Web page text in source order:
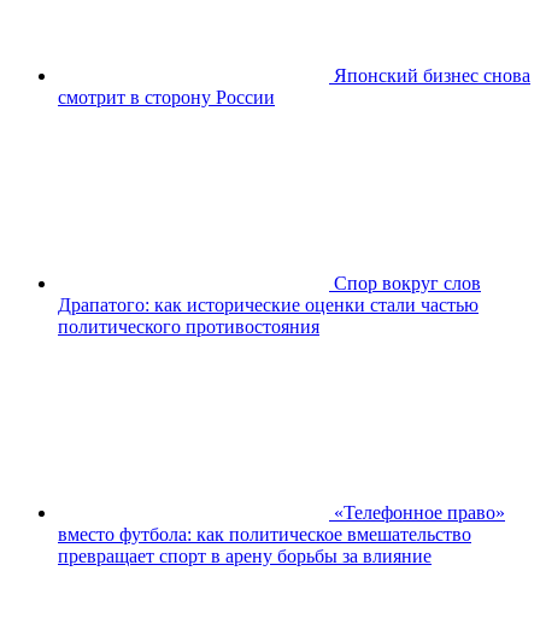
Японский бизнес снова
смотрит в сторону России
Спор вокруг слов
Драпатого: как исторические оценки стали частью
политического противостояния
«Телефонное право»
вместо футбола: как политическое вмешательство
превращает спорт в арену борьбы за влияние